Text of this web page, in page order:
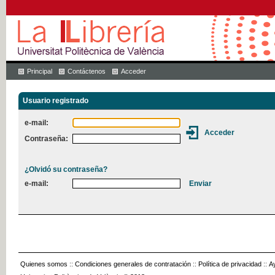
Principal Contáctenos Acceder
Usuario registrado
e-mail:
Contraseña:
¿Olvidó su contraseña?
e-mail:
Quienes somos :: Condiciones generales de contratación :: Política de privacidad ::